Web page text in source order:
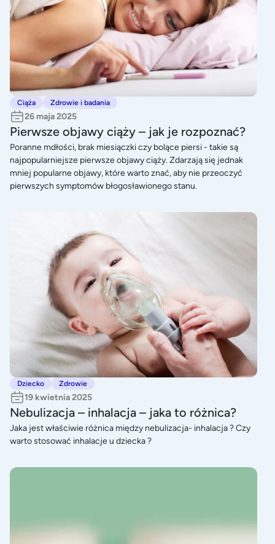
Ciąża Zdrowie i badania
26 maja 2025
Pierwsze objawy ciąży – jak je rozpoznać?
Poranne mdłości, brak miesiączki czy bolące piersi - takie są
najpopularniejsze pierwsze objawy ciąży. Zdarzają się jednak
mniej popularne objawy, które warto znać, aby nie przeoczyć
pierwszych symptomów błogosławionego stanu.
Dziecko Zdrowie
19 kwietnia 2025
Nebulizacja – inhalacja – jaka to różnica?
Jaka jest właściwie różnica między nebulizacja- inhalacja ? Czy
warto stosować inhalacje u dziecka ?
Duszności u dziecka. Jak je rozpoznać i jak